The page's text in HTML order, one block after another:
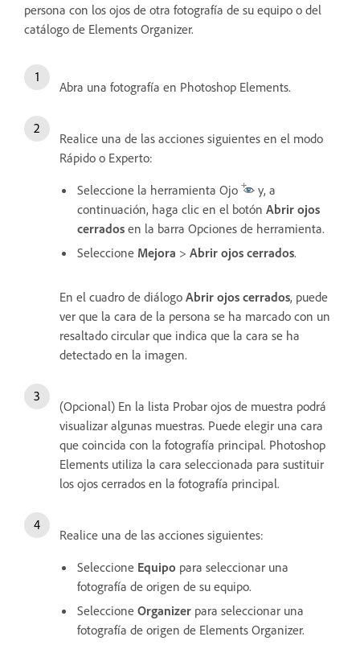
persona con los ojos de otra fotografía de su equipo o del
catálogo de Elements Organizer.
Abra una fotografía en Photoshop Elements.
Realice una de las acciones siguientes en el modo
Rápido o Experto:
Seleccione la herramienta Ojo
y, a
continuación, haga clic en el botón Abrir ojos
cerrados en la barra Opciones de herramienta.
Seleccione Mejora > Abrir ojos cerrados.
En el cuadro de diálogo Abrir ojos cerrados, puede
ver que la cara de la persona se ha marcado con un
resaltado circular que indica que la cara se ha
detectado en la imagen.
(Opcional) En la lista Probar ojos de muestra podrá
visualizar algunas muestras. Puede elegir una cara
que coincida con la fotografía principal. Photoshop
Elements utiliza la cara seleccionada para sustituir
los ojos cerrados en la fotografía principal.
Realice una de las acciones siguientes:
Seleccione Equipo para seleccionar una
fotografía de origen de su equipo.
Seleccione Organizer para seleccionar una
fotografía de origen de Elements Organizer.